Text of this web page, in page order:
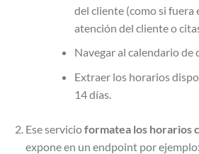
del cliente (como si fuera
atención del cliente o
Navegar al calendario de
Extraer los horarios
14 días.
Ese servicioformatea los horarios
expone en un endpoint por